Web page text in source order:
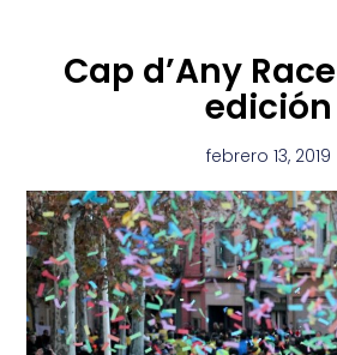
Cap d’Any
edición
febrero 13, 2019